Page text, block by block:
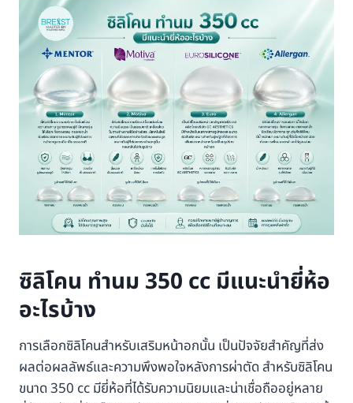
ซิลิโคน ทำนม 350 cc มีแนะนำยี่ห้อ
อะไรบ้าง
การเลือกซิลิโคนสำหรับเสริมหน้าอกนั้น เป็นปัจจัยสำคัญที่ส่ง
ผลต่อผลลัพธ์และความพึงพอใจหลังการผ่าตัด สำหรับซิลิโคน
ขนาด 350 cc มียี่ห้อที่ได้รับความนิยมและน่าเชื่อถืออยู่หลาย